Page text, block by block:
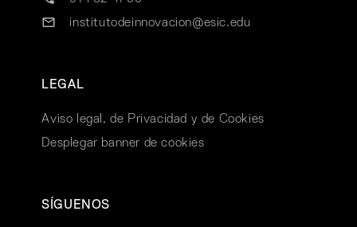
institutodeinnovacion@esic.edu
LEGAL
Aviso legal, de Privacidad y de Cookies
Desplegar banner de cookies
SÍGUENOS